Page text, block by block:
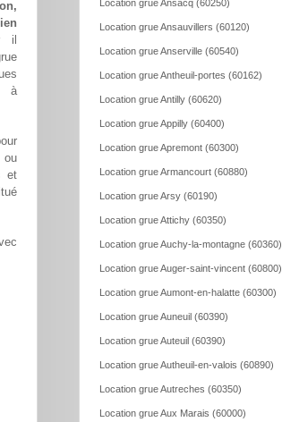
il
à
ou
et
Location grue Ansacq (60250)
Location grue Ansauvillers (60120)
Location grue Anserville (60540)
Location grue Antheuil-portes (60162)
Location grue Antilly (60620)
Location grue Appilly (60400)
Location grue Apremont (60300)
Location grue Armancourt (60880)
Location grue Arsy (60190)
Location grue Attichy (60350)
Location grue Auchy-la-montagne (60360)
Location grue Auger-saint-vincent (60800)
Location grue Aumont-en-halatte (60300)
Location grue Auneuil (60390)
Location grue Auteuil (60390)
Location grue Autheuil-en-valois (60890)
Location grue Autreches (60350)
Location grue Aux Marais (60000)